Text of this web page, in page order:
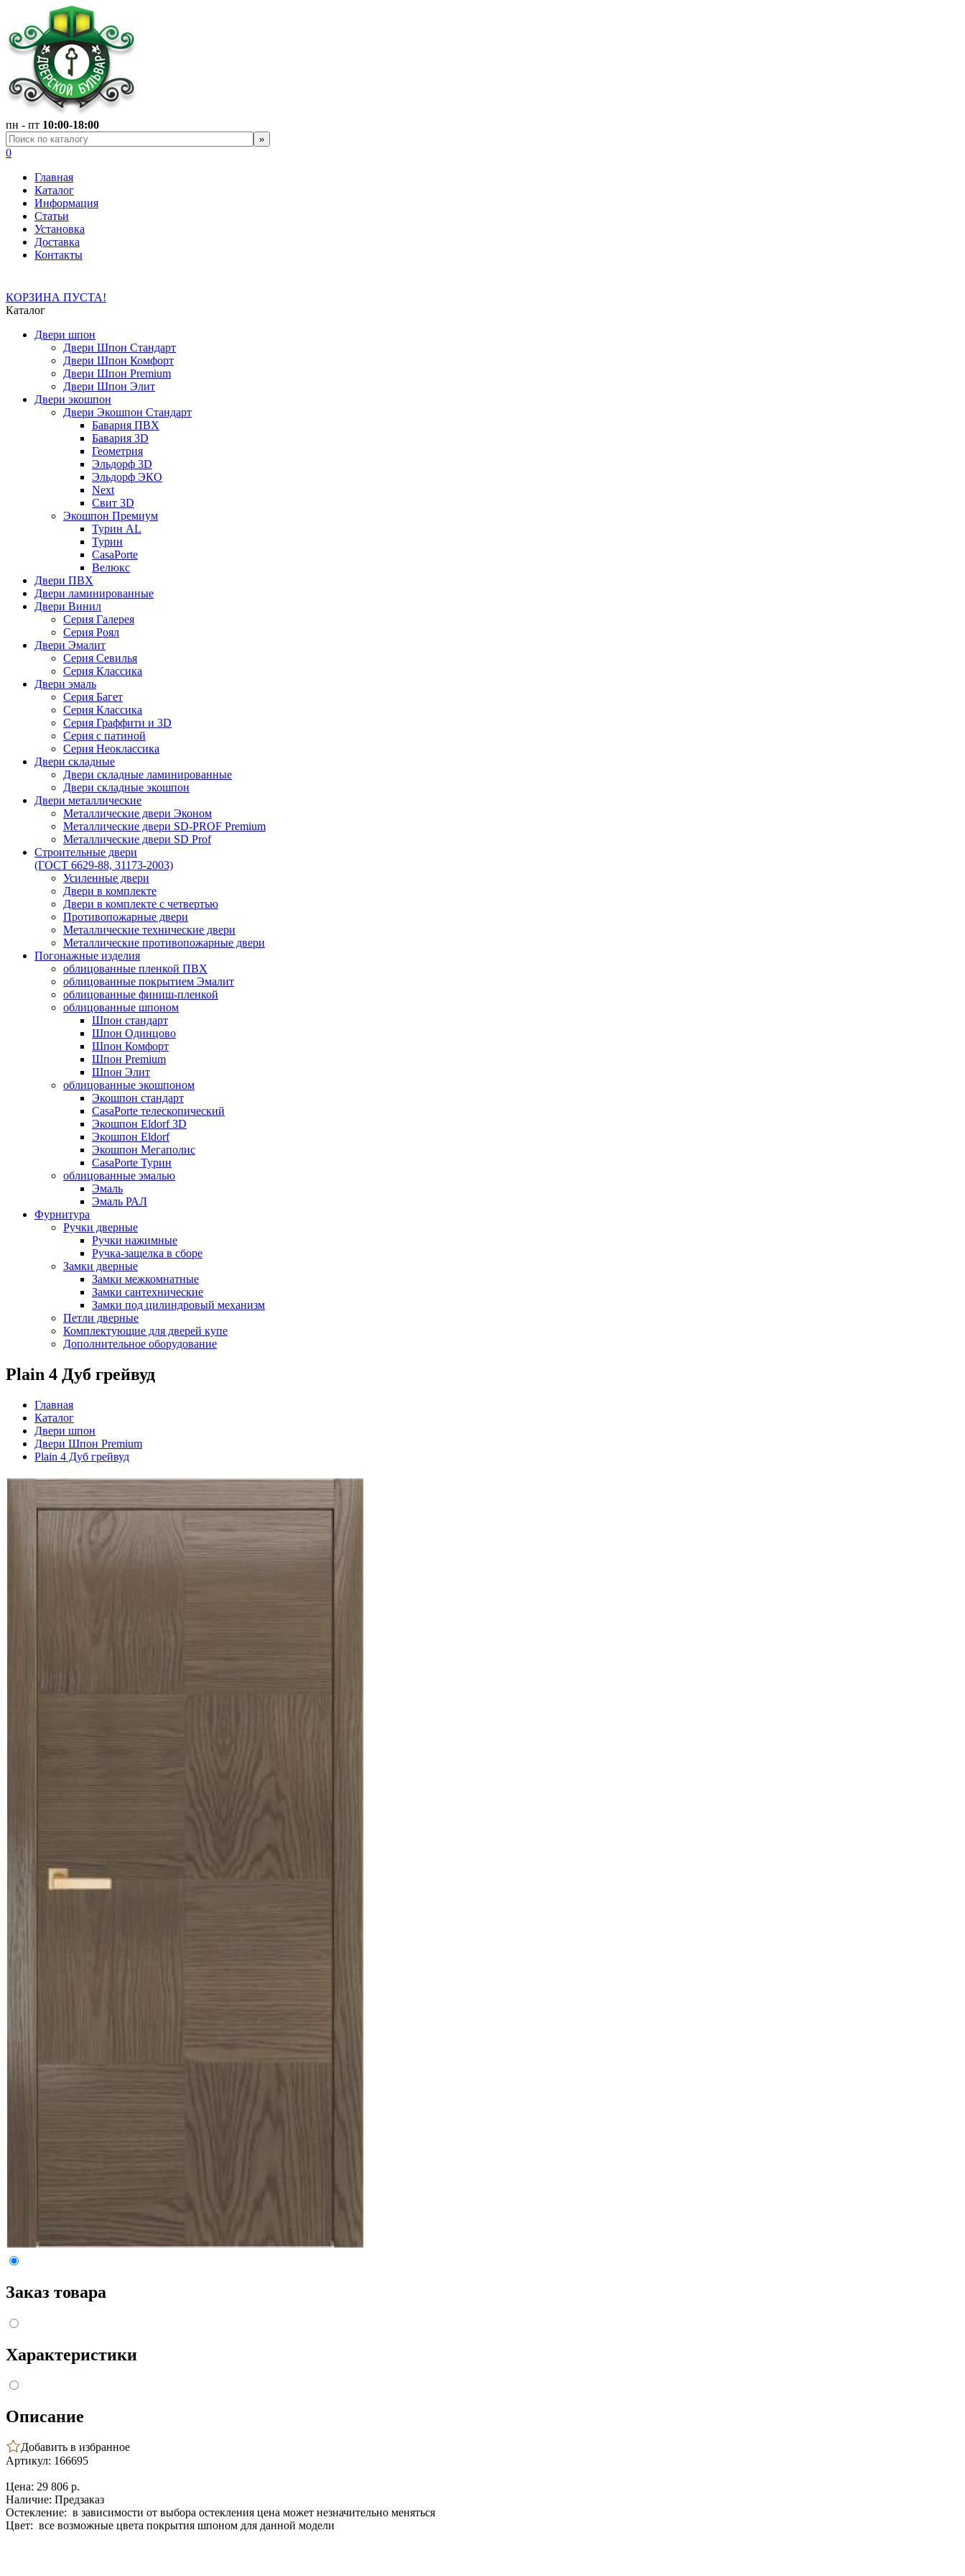
пн - пт 10:00-18:00
0
Главная
Каталог
Информация
Статьи
Установка
Доставка
Контакты
КОРЗИНА ПУСТА!
Каталог
Двери шпон
Двери Шпон Стандарт
Двери Шпон Комфорт
Двери Шпон Premium
Двери Шпон Элит
Двери экошпон
Двери Экошпон Стандарт
Бавария ПВХ
Бавария 3D
Геометрия
Эльдорф 3D
Эльдорф ЭКО
Next
Свит 3D
Экошпон Премиум
Турин AL
Турин
CasaPorte
Велюкс
Двери ПВХ
Двери ламинированные
Двери Винил
Серия Галерея
Серия Роял
Двери Эмалит
Серия Севилья
Серия Классика
Двери эмаль
Серия Багет
Серия Классика
Серия Граффити и 3D
Серия с патиной
Серия Неоклассика
Двери складные
Двери складные ламинированные
Двери складные экошпон
Двери металлические
Металлические двери Эконом
Металлические двери SD-PROF Premium
Металлические двери SD Prof
Строительные двери
(ГОСТ 6629-88, 31173-2003)
Усиленные двери
Двери в комплекте
Двери в комплекте с четвертью
Противопожарные двери
Металлические технические двери
Металлические противопожарные двери
Погонажные изделия
облицованные пленкой ПВХ
облицованные покрытием Эмалит
облицованные финиш-пленкой
облицованные шпоном
Шпон стандарт
Шпон Одинцово
Шпон Комфорт
Шпон Premium
Шпон Элит
облицованные экошпоном
Экошпон стандарт
CasaPorte телескопический
Экошпон Eldorf 3D
Экошпон Eldorf
Экошпон Мегаполис
CasaPorte Турин
облицованные эмалью
Эмаль
Эмаль РАЛ
Фурнитура
Ручки дверные
Ручки нажимные
Ручка-защелка в сборе
Замки дверные
Замки межкомнатные
Замки сантехнические
Замки под цилиндровый механизм
Петли дверные
Комплектующие для дверей купе
Дополнительное оборудование
Plain 4 Дуб грейвуд
Главная
Каталог
Двери шпон
Двери Шпон Premium
Plain 4 Дуб грейвуд
Заказ товара
Характеристики
Описание
Добавить в избранное
Артикул: 166695
Цена: 29 806 p.
Наличие: Предзаказ
Остекление: в зависимости от выбора остекления цена может незначительно меняться
Цвет: все возможные цвета покрытия шпоном для данной модели